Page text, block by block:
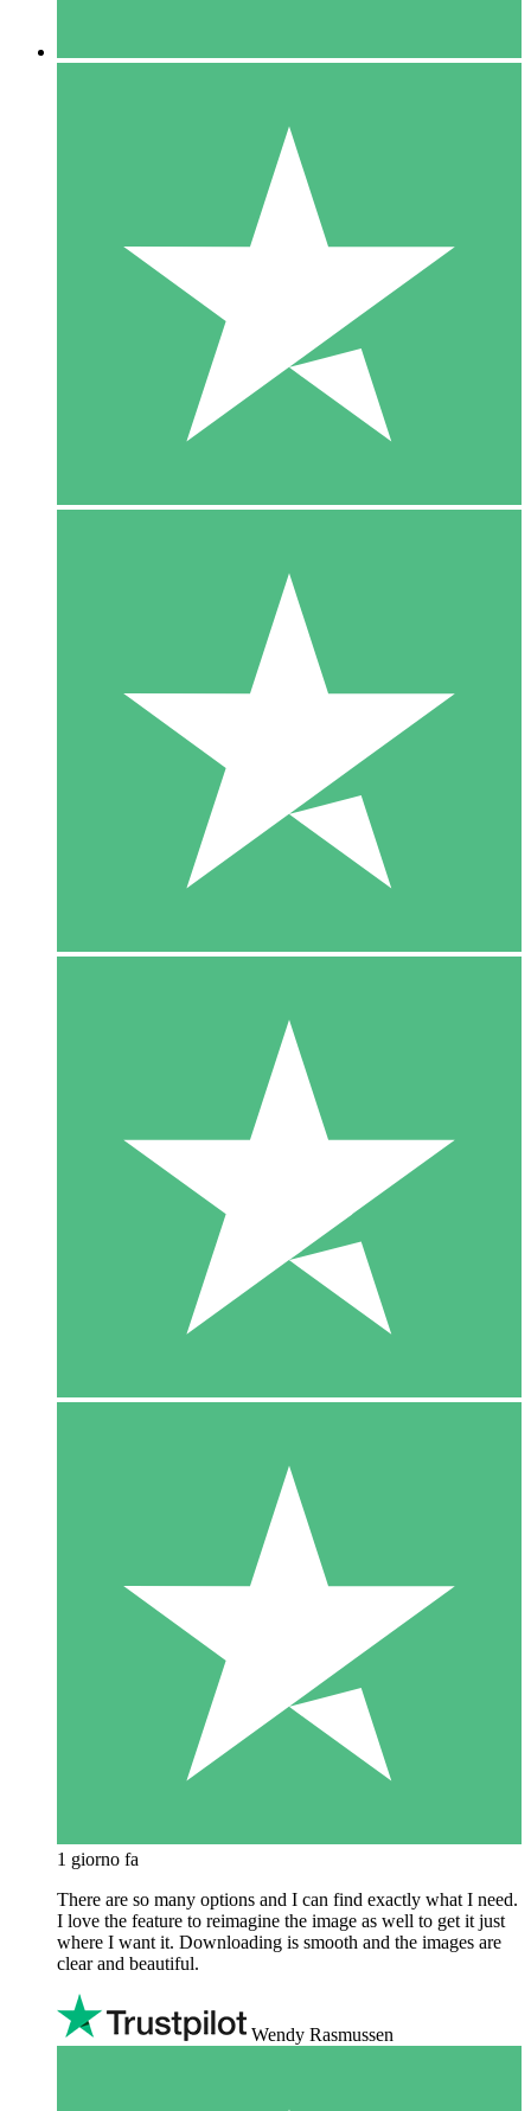
1 giorno fa
There are so many options and I can find exactly what I need.
I love the feature to reimagine the image as well to get it just
where I want it. Downloading is smooth and the images are
clear and beautiful.
Wendy Rasmussen